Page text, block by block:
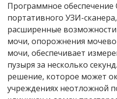
Программное обеспечение
портативного УЗИ-
расширенные
мочи, опорожнения
мочи, обеспечивает
пузыря за несколько
решение, которое может
учреждениях неотложной